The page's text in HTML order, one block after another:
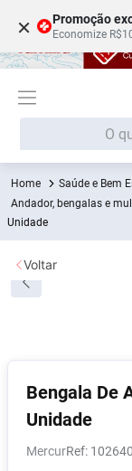
× Promoção
Economize
O que você está
Saúde e Bem
Andador, bengalas e
Unidade
Bengala De
Unidade
Mercur :
Voltar
Termos
7º
8º
9º Pampers